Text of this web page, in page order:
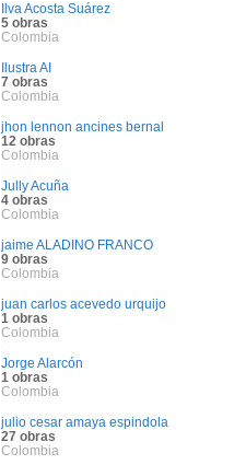
Ilva Acosta Suárez
5 obras
Colombia
Ilustra AI
7 obras
Colombia
jhon lennon ancines bernal
12 obras
Colombia
Jully Acuña
4 obras
Colombia
jaime ALADINO FRANCO
9 obras
Colombia
juan carlos acevedo urquijo
1 obras
Colombia
Jorge Alarcón
1 obras
Colombia
julio cesar amaya espindola
27 obras
Colombia